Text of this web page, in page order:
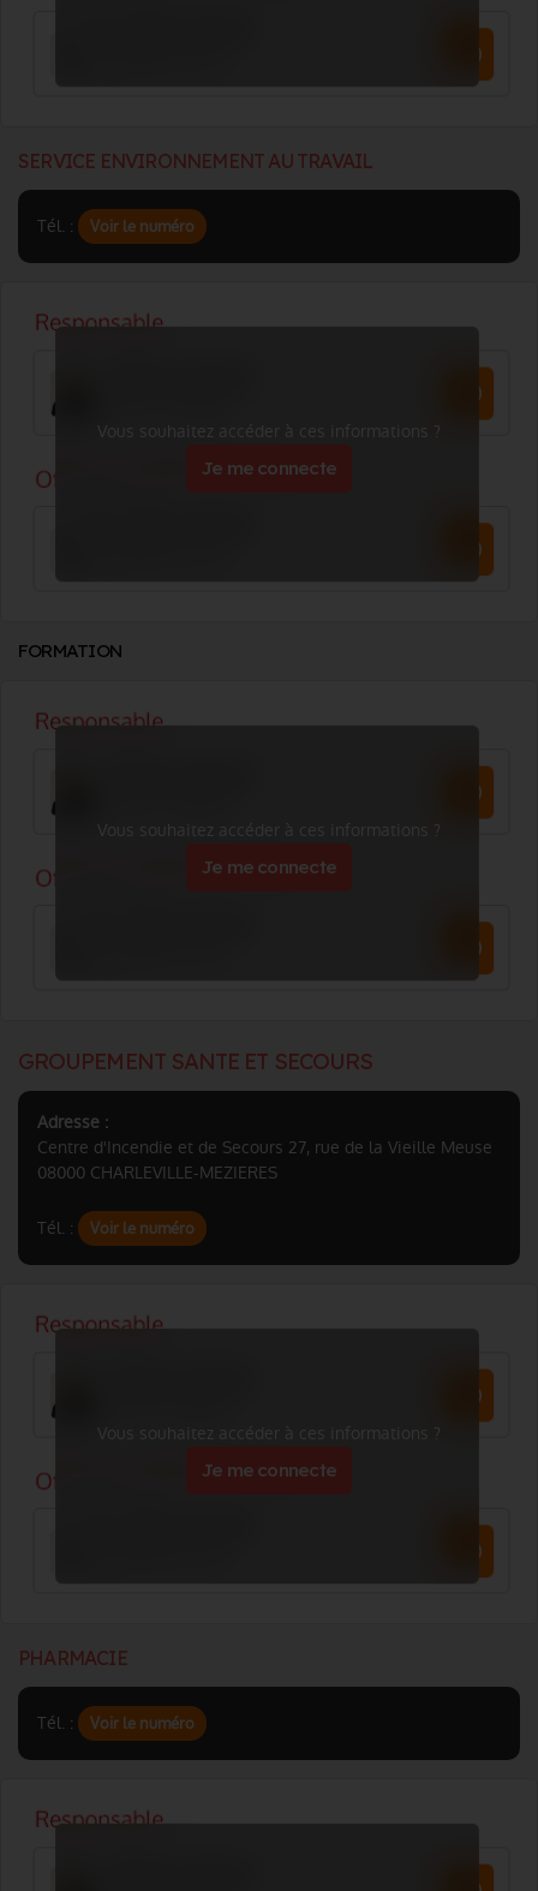
SERVICE ENVIRONNEMENT AU TRAVAIL
Tél. : Voir le numéro
Vous souhaitez accéder à ces informations ?
Je me connecte
FORMATION
Vous souhaitez accéder à ces informations ?
Je me connecte
GROUPEMENT SANTE ET SECOURS
Adresse :
Centre d'Incendie et de Secours 27, rue de la Vieille Meuse
08000 CHARLEVILLE-MEZIERES
Tél. : Voir le numéro
Vous souhaitez accéder à ces informations ?
Je me connecte
PHARMACIE
Tél. : Voir le numéro